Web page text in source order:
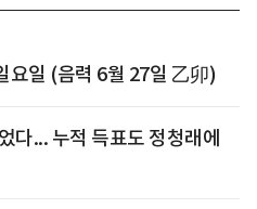
요일 (음력 6월 27일 乙卯)
다... 누적 득표도 정청래에